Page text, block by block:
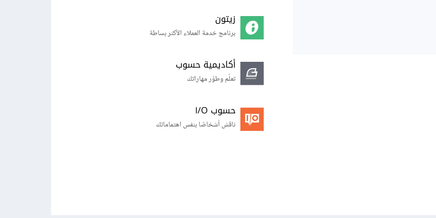
زيتون
برنامج خدمة العملاء الأكثر بساطة
أكاديمية حسوب
تعلّم وطوّر مهاراتك
حسوب I/O
ناقش أشخاصًا بنفس اهتماماتك